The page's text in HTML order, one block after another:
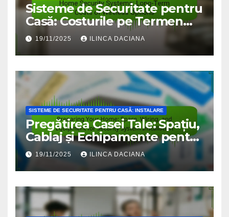
Sisteme de Securitate pentru
Casă: Costurile pe Termen
Lung ale Opțiunilor Wireless
19/11/2025 ILINCA DACIANA
SISTEME DE SECURITATE PENTRU CASĂ: INSTALARE
Pregătirea Casei Tale: Spațiu,
Cablaj și Echipamente pentru
Instalarea Sistemului de
Securitate
19/11/2025 ILINCA DACIANA